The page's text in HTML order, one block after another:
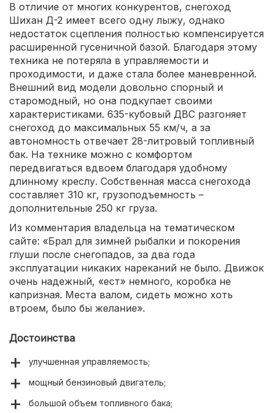
В отличие от многих конкурентов, снегоход
Шихан Д-2 имеет всего одну лыжу, однако
недостаток сцепления полностью компенсируется
расширенной гусеничной базой. Благодаря этому
техника не потеряла в управляемости и
проходимости, и даже стала более маневренной.
Внешний вид модели довольно спорный и
старомодный, но она подкупает своими
характеристиками. 635-кубовый ДВС разгоняет
снегоход до максимальных 55 км/ч, а за
автономность отвечает 28-литровый топливный
бак. На технике можно с комфортом
передвигаться вдвоем благодаря удобному
длинному креслу. Собственная масса снегохода
составляет 310 кг, грузоподъемность –
дополнительные 250 кг груза.
Из комментария владельца на тематическом
сайте: «Брал для зимней рыбалки и покорения
глуши после снегопадов, за два года
эксплуатации никаких нареканий не было. Движок
очень надежный, «ест» немного, коробка не
капризная. Места валом, сидеть можно хоть
втроем, было бы желание».
Достоинства
улучшенная управляемость;
мощный бензиновый двигатель;
большой объем топливного бака;